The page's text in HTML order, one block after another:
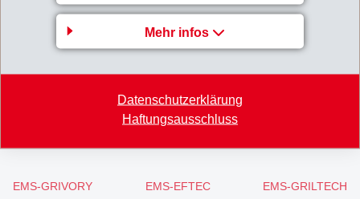
Mehr infos
Datenschutzerklärung
Haftungsausschluss
7013 Domat/Ems
Switzerland
ems-group.com
EMS-GRIVORY EMS-EFTEC EMS-GRILTECH